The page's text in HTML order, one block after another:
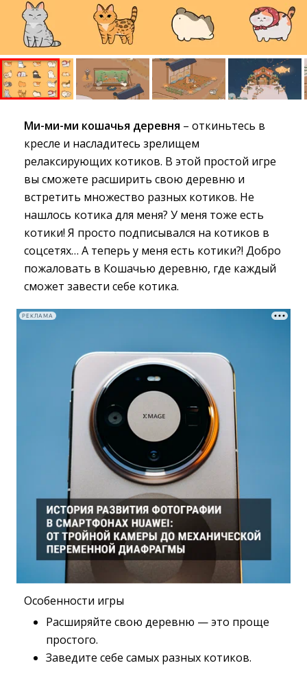
Ми-ми-ми кошачья деревня – откиньтесь в
кресле и насладитесь зрелищем
релаксирующих котиков. В этой простой игре
вы сможете расширить свою деревню и
встретить множество разных котиков. Не
нашлось котика для меня? У меня тоже есть
котики! Я просто подписывался на котиков в
соцсетях… А теперь у меня есть котики?! Добро
пожаловать в Кошачью деревню, где каждый
сможет завести себе котика.
РЕКЛАМА
Особенности игры
Расширяйте свою деревню — это проще
простого.
Заведите себе самых разных котиков.